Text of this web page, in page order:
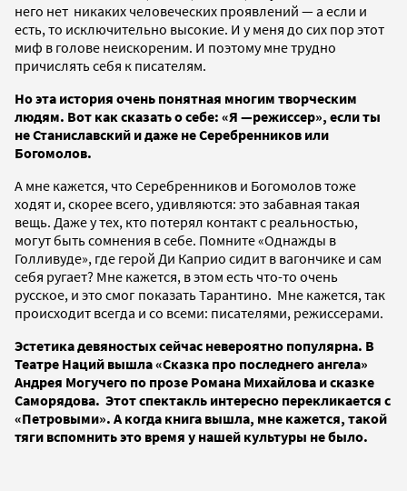
него нет никаких человеческих проявлений — а если и
есть, то исключительно высокие. И у меня до сих пор этот
миф в голове неискореним. И поэтому мне трудно
причислять себя к писателям.
Но эта история очень понятная многим творческим
людям. Вот как сказать о себе: «Я —режиссер», если ты
не Станиславский и даже не Серебренников или
Богомолов.
А мне кажется, что Серебренников и Богомолов тоже
ходят и, скорее всего, удивляются: это забавная такая
вещь. Даже у тех, кто потерял контакт с реальностью,
могут быть сомнения в себе. Помните «Однажды в
Голливуде», где герой Ди Каприо сидит в вагончике и сам
себя ругает? Мне кажется, в этом есть что-то очень
русское, и это смог показать Тарантино. Мне кажется, так
происходит всегда и со всеми: писателями, режиссерами.
Эстетика девяностых сейчас невероятно популярна. В
Театре Наций вышла «Сказка про последнего ангела»
Андрея Могучего по прозе Романа Михайлова и сказке
Саморядова. Этот спектакль интересно перекликается с
«Петровыми». А когда книга вышла, мне кажется, такой
тяги вспомнить это время у нашей культуры не было.